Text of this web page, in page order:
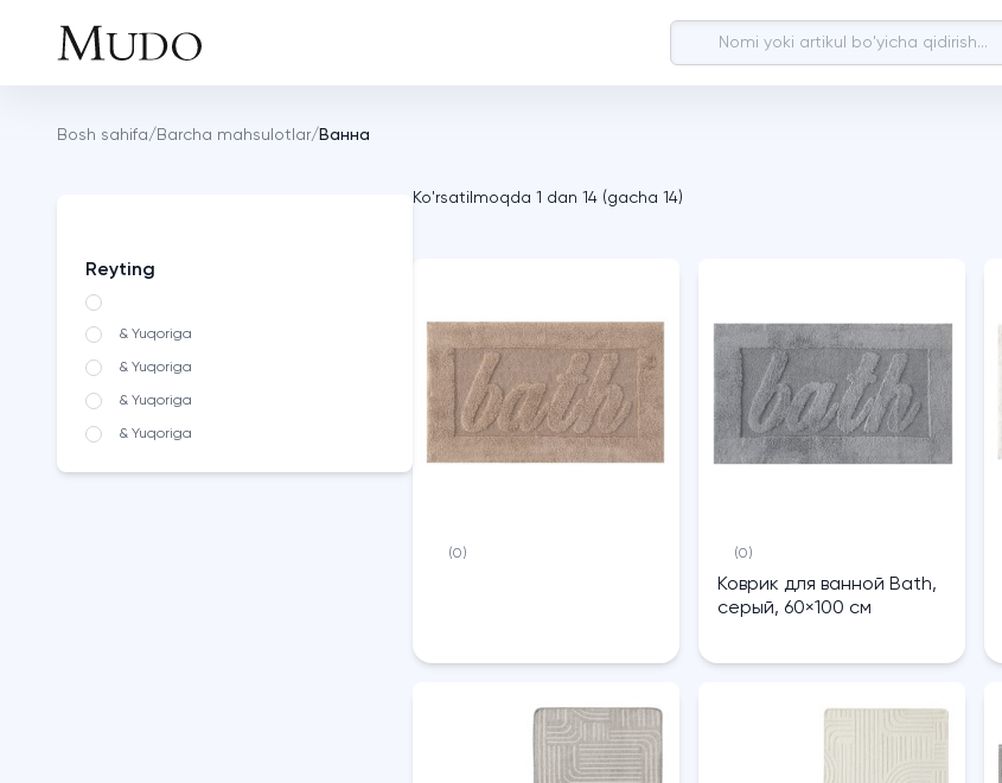
Bosh sahifa/ Barcha mahsulotlar/ Ванна
Reyting
& Yuqoriga
& Yuqoriga
& Yuqoriga
& Yuqoriga
Ko'rsatilmoqda 1 dan 14 (gacha 14)
(0) (0)
Коврик для ванной Bath,
серый, 60×100 см